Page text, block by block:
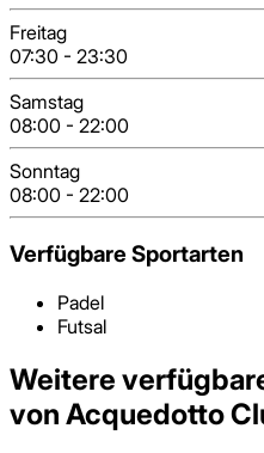
Freitag
07:30 - 23:30
Samstag
08:00 - 22:00
Sonntag
08:00 - 22:00
Verfügbare Sportarten
Padel
Futsal
Weitere
von Acquedotto